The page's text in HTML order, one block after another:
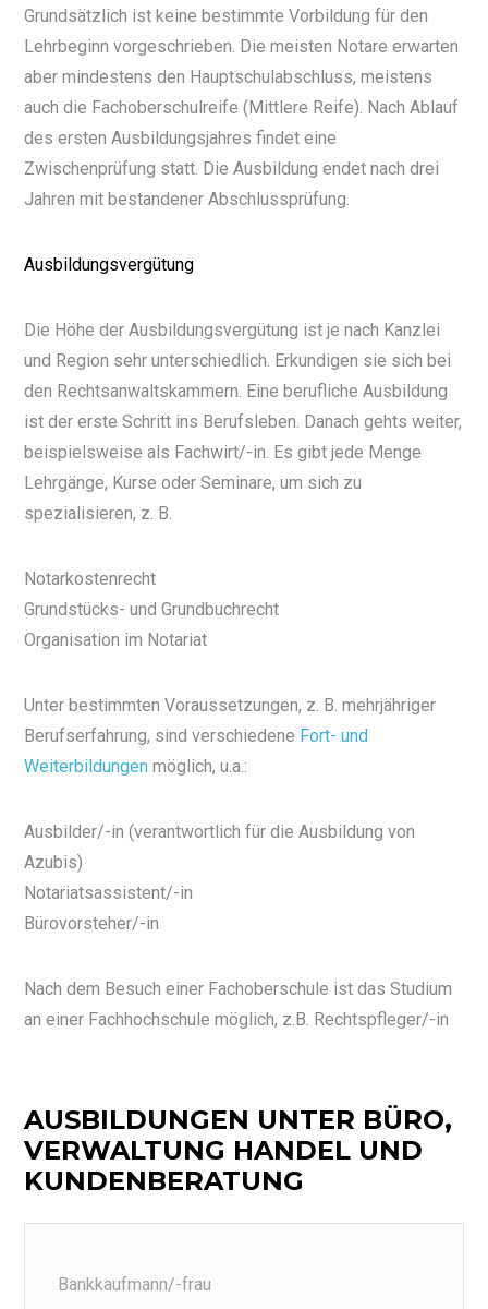
Grundsätzlich ist keine bestimmte Vorbildung für den
Lehrbeginn vorgeschrieben. Die meisten Notare erwarten
aber mindestens den Hauptschulabschluss, meistens
auch die Fachoberschulreife (Mittlere Reife). Nach Ablauf
des ersten Ausbildungsjahres findet eine
Zwischenprüfung statt. Die Ausbildung endet nach drei
Jahren mit bestandener Abschlussprüfung.
Ausbildungsvergütung
Die Höhe der Ausbildungsvergütung ist je nach Kanzlei
und Region sehr unterschiedlich. Erkundigen sie sich bei
den Rechtsanwaltskammern. Eine berufliche Ausbildung
ist der erste Schritt ins Berufsleben. Danach gehts weiter,
beispielsweise als Fachwirt/-in. Es gibt jede Menge
Lehrgänge, Kurse oder Seminare, um sich zu
spezialisieren, z. B.
Notarkostenrecht
Grundstücks- und Grundbuchrecht
Organisation im Notariat
Unter bestimmten Voraussetzungen, z. B. mehrjähriger
Berufserfahrung, sind verschiedene Fort- und
Weiterbildungen möglich, u.a.:
Ausbilder/-in (verantwortlich für die Ausbildung von
Azubis)
Notariatsassistent/-in
Bürovorsteher/-in
Nach dem Besuch einer Fachoberschule ist das Studium
an einer Fachhochschule möglich, z.B. Rechtspfleger/-in
AUSBILDUNGEN UNTER BÜRO,
VERWALTUNG HANDEL UND
KUNDENBERATUNG
Bankkaufmann/-frau